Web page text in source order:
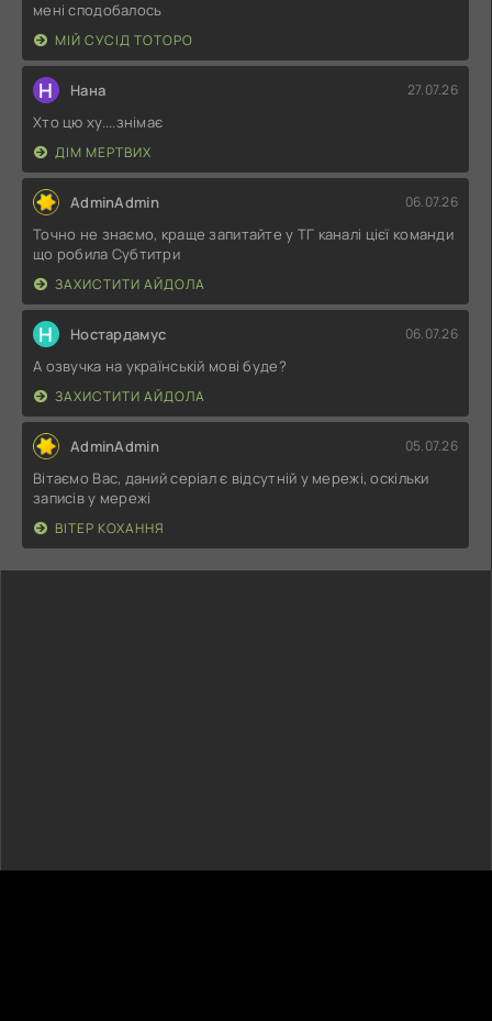
мені сподобалось
МІЙ СУСІД ТОТОРО
Н Нана 27.07.26
Хто цю ху....знімає
ДІМ МЕРТВИХ
AdminAdmin 06.07.26
Точно не знаємо, краще запитайте у ТГ каналі цієї команди
що робила Субтитри
ЗАХИСТИТИ АЙДОЛА
Н Ностардамус 06.07.26
А озвучка на українській мові буде?
ЗАХИСТИТИ АЙДОЛА
AdminAdmin 05.07.26
Вітаємо Вас, даний серіал є відсутній у мережі, оскільки
записів у мережі
ВІТЕР КОХАННЯ